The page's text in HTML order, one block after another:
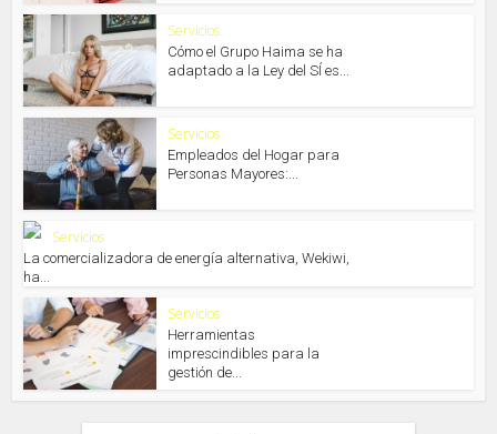
Servicios
Cómo el Grupo Haima se ha
adaptado a la Ley del SÍ es...
Servicios
Empleados del Hogar para
Personas Mayores:...
Servicios
La comercializadora de energía alternativa, Wekiwi,
ha...
Servicios
Herramientas
imprescindibles para la
gestión de...